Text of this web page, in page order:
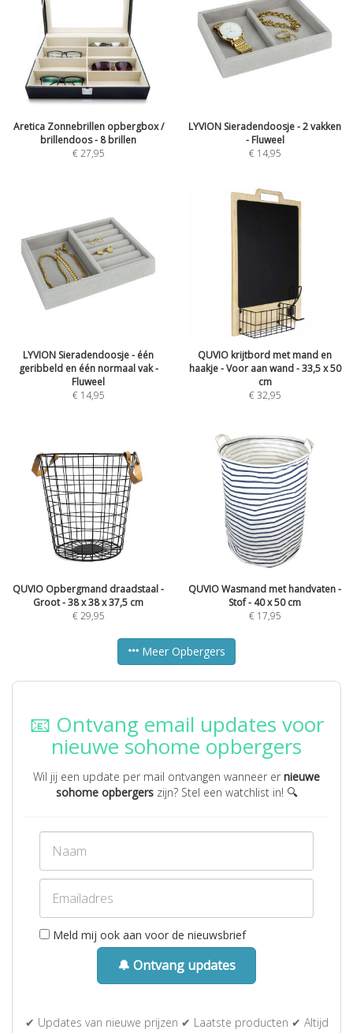
Aretica Zonnebrillen opbergbox /
brillendoos - 8 brillen
€27,95
LYVION Sieradendoosje - 2 vakken
- Fluweel
€ 14,95
LYVION Sieradendoosje - één
geribbeld en één normaal vak -
Fluweel
€ 14,95
QUVIO krijtbord met mand en
haakje - Voor aan wand - 33,5 x 50
cm
€32,95
QUVIO Opbergmand draadstaal -
Groot - 38 x 38 x 37,5 cm
€29,95
QUVIO Wasmand met handvaten -
Stof - 40 x 50 cm
€ 17,95
Meer Opbergers
📧 Ontvang email updates voor
nieuwe sohome opbergers
Wil jij een update per mail ontvangen wanneer er nieuwe
sohome opbergerszijn? Stel een watchlist in! 🔍
Meld mij ook aan voor de nieuwsbrief
🔔 Ontvang updates
✔ Updates van nieuwe prijzen ✔ Laatste producten ✔ Altijd